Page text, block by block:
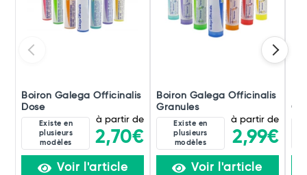
Boiron Galega Officinalis
Dose
Existe en
plusieurs
modèles
à partir de
2,70€
Voir l'article
Boiron Galega Officinalis
Granules
Existe en
plusieurs
modèles
à partir de
2,99€
Voir l'article